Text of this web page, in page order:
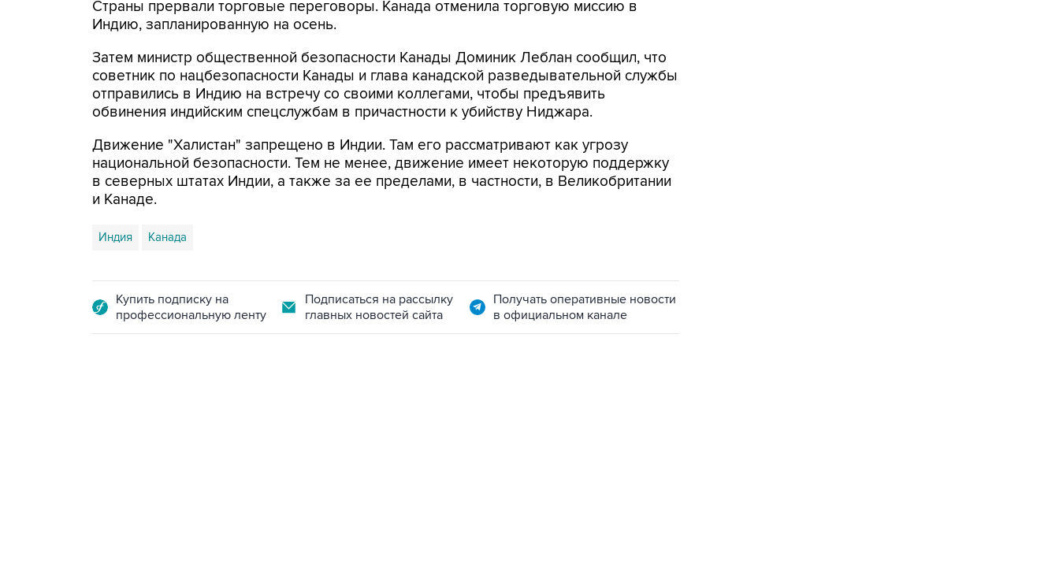
Страны прервали торговые переговоры. Канада отменила торговую миссию в
Индию, запланированную на осень.
Затем министр общественной безопасности Канады Доминик Леблан сообщил, что
советник по нацбезопасности Канады и глава канадской разведывательной службы
отправились в Индию на встречу со своими коллегами, чтобы предъявить
обвинения индийским спецслужбам в причастности к убийству Ниджара.
Движение "Халистан" запрещено в Индии. Там его рассматривают как угрозу
национальной безопасности. Тем не менее, движение имеет некоторую поддержку
в северных штатах Индии, а также за ее пределами, в частности, в Великобритании
и Канаде.
Индия Канада
Купить подписку на
профессиональную ленту
Подписаться на рассылку
главных новостей сайта
Получать оперативные новости
в официальном канале